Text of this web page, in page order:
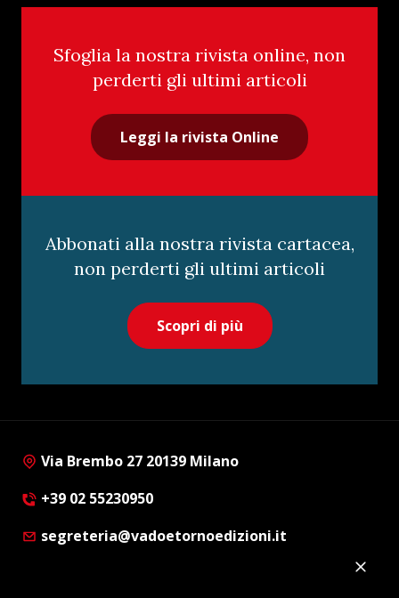
Sfoglia la nostra rivista online, non
perderti gli ultimi articoli
Leggi la rivista Online
Abbonati alla nostra rivista cartacea,
non perderti gli ultimi articoli
Scopri di più
Via Brembo 27 20139 Milano
+39 02 55230950
segreteria@vadoetornoedizioni.it